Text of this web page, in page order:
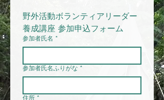
野外活動ボランティアリーダー
養成講座 参加申込フォーム
参加者氏名 *
参加者氏名ふりがな *
住所 *